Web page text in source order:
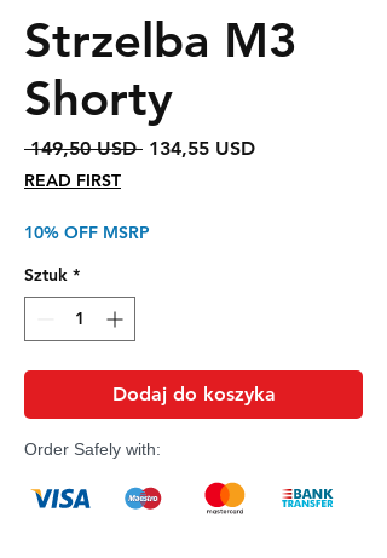
Strzelba M3
Shorty
149,50 USD Regularna
134,55 USDCena
READ FIRST
10% OFF MSRP
Sztuk *
Dodaj do koszyka
Order Safely with: